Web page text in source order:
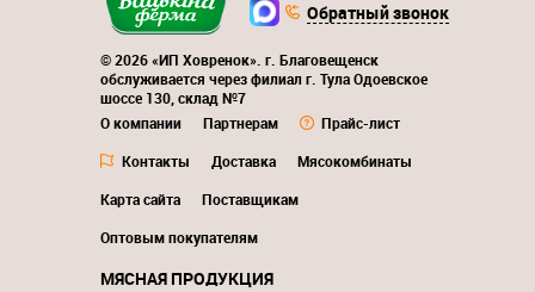
© 2026 «ИП Ховренок». г. Благовещенск
обслуживается через филиал г. Тула Одоевское
шоссе 130, склад №7
О компании
Партнерам
Прайс-лист
Контакты
Доставка
Мясокомбинаты
Карта сайта
Поставщикам
Оптовым покупателям
Обратный звонок
МЯСНАЯ ПРОДУКЦИЯ